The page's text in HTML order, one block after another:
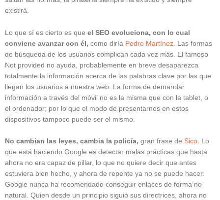
existirá.
Lo que sí es cierto es que el SEO evoluciona, con lo cual
conviene avanzar con él, como diría Pedro Martínez . Las formas
de búsqueda de los usuarios complican cada vez más. El famoso
Not provided no ayuda, probablemente en breve desaparezca
totalmente la información acerca de las palabras clave por las que
llegan los usuarios a nuestra web. La forma de demandar
información a través del móvil no es la misma que con la tablet, o
el ordenador; por lo que el modo de presentarnos en estos
dispositivos tampoco puede ser el mismo.
No cambian las leyes, cambia la policía, gran frase de Sico . Lo
que está haciendo Google es detectar malas prácticas que hasta
ahora no era capaz de pillar, lo que no quiere decir que antes
estuviera bien hecho, y ahora de repente ya no se puede hacer.
Google nunca ha recomendado conseguir enlaces de forma no
natural. Quien desde un principio siguió sus directrices, ahora no